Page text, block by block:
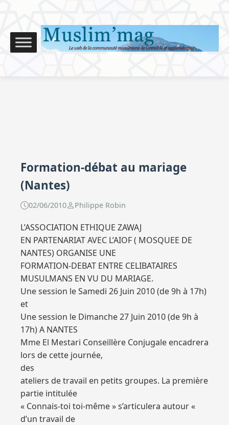
Formation-débat au mariage
(Nantes)
02/06/2010 Philippe Robin
L’ASSOCIATION ETHIQUE ZAWAJ
EN PARTENARIAT AVEC L’AIOF ( MOSQUEE DE
NANTES) ORGANISE UNE
FORMATION-DEBAT ENTRE CELIBATAIRES
MUSULMANS EN VU DU MARIAGE.
Une session le Samedi 26 Juin 2010 (de 9h à 17h)
et
Une session le Dimanche 27 Juin 2010 (de 9h à
17h) A NANTES
Mme El Mestari Conseillère Conjugale encadrera
lors de cette journée,
des
ateliers de travail en petits groupes. La première
partie intitulée
« Connais-toi toi-même » s’articulera autour «
d’un travail de